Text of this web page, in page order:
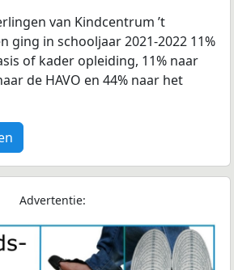
van Kindcentrum ’t
ging in schooljaar 2021-2022 11%
of kader opleiding, 11% naar
de HAVO en 44% naar het
Advertentie: